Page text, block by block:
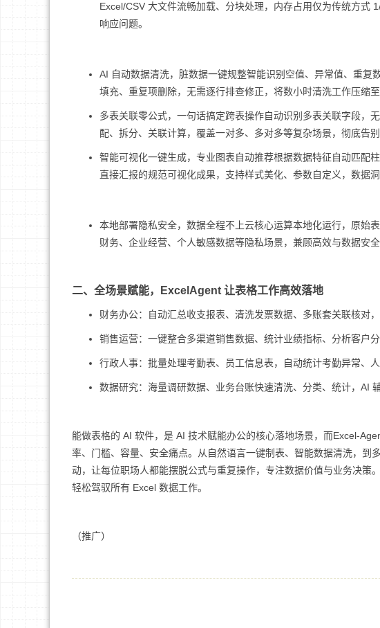
Excel/CSV 大文件流畅加载、分块处理，内存占用仅为传统方式
响应问题。
AI 自动数据清洗，脏数据一键规整智能识别空值、异常值、重
填充、重复项删除，无需逐行排查修正，将数小时清洗工作压缩
多表关联零公式，一句话搞定跨表操作自动识别多表关联字段，
配、拆分、关联计算，覆盖一对多、多对多等复杂场景，彻底告别
智能可视化一键生成，专业图表自动推荐根据数据特征自动匹配
直接汇报的规范可视化成果，支持样式美化、参数自定义，数据洞
本地部署隐私安全，数据全程不上云核心运算本地化运行，原始
财务、企业经营、个人敏感数据等隐私场景，兼顾高效与数据安全
二、全场景赋能，ExcelAgent 让表格工作高效落地
财务办公：自动汇总收支报表、清洗发票数据、多账套关联核对
销售运营：一键整合多渠道销售数据、统计业绩指标、分析客户
行政人事：批量处理考勤表、员工信息表，自动统计考勤异常、
数据研究：海量调研数据、业务台账快速清洗、分类、统计，AI
能做表格的 AI 软件，是 AI 技术赋能办公的核心落地场景，而Excel-
率、门槛、容量、安全痛点。从自然语言一键制表、智能数据清洗，到
动，让每位职场人都能摆脱公式与重复操作，专注数据价值与业务决策
轻松驾驭所有 Excel 数据工作。
（推广）